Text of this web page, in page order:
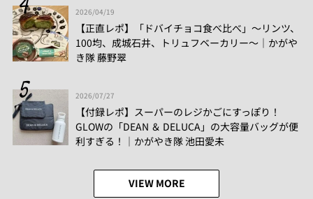
2026/04/19
【正直レポ】「ドバイチョコ食べ比べ」～リンツ、
100均、成城石井、トリュフベーカリー～｜かがや
き隊 藤野翠
2026/07/27
【付録レポ】スーパーのレジかごにすっぽり！
GLOWの「DEAN ＆ DELUCA」の大容量バッグが便
利すぎる！│かがやき隊 池田愛未
VIEW MORE